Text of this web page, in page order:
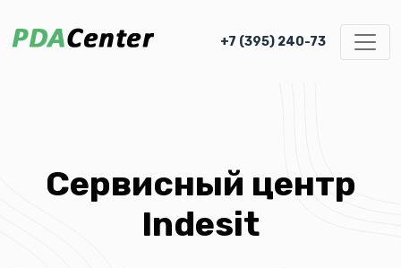
+7 (395) 240-73
Сервисный центр
Indesit